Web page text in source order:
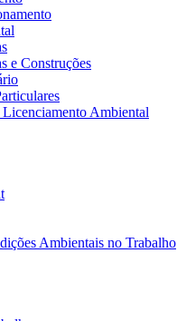
e Construções
Ambiental
Ambientais no Trabalho